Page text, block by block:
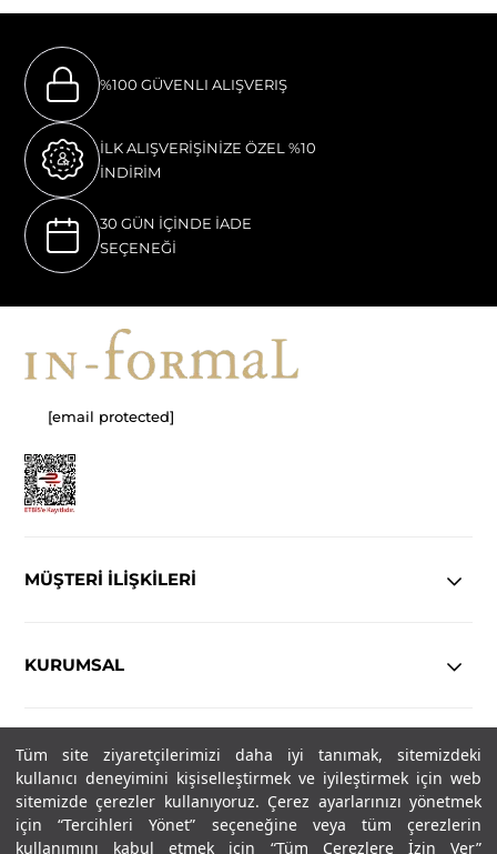
Tüm site ziyaretçilerimizi daha iyi tanımak, sitemizdeki
kullanıcı deneyimini kişiselleştirmek ve iyileştirmek için web
sitemizde çerezler kullanıyoruz. Çerez ayarlarınızı yönetmek
için “Tercihleri Yönet” seçeneğine veya tüm çerezlerin
kullanımını kabul etmek için “Tüm Çerezlere İzin Ver”
%100 GÜVENLI ALIŞVERIŞ
İLK ALIŞVERİŞİNİZE ÖZEL %10
İNDİRİM
30 GÜN İÇİNDE İADE
SEÇENEĞİ
[email protected]
MÜŞTERİ İLİŞKİLERİ
KURUMSAL
YASAL
Copyright© 2025 IN-FORMAL Tüm hakları saklıdır.